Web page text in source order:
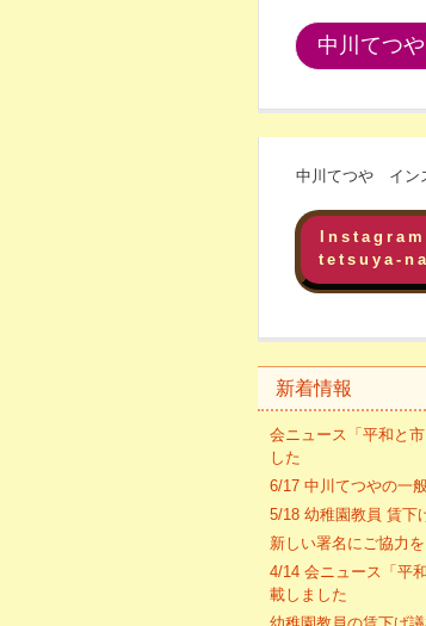
中川てつ
中川てつや イン
Instagram
tetsuya-
新着情報
会ニュース「平和と
した
6/17 中川てつやの一
5/18 幼稚園教員 賃下
新しい署名にご協力
4/14 会ニュース「平
載しました